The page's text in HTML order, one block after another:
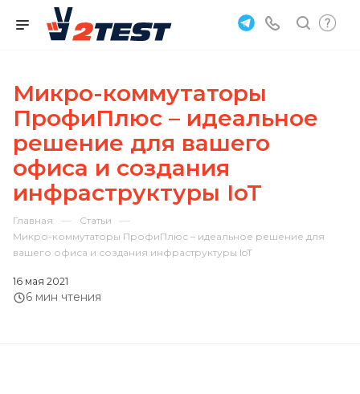
Микро-коммутаторы
ПрофиПлюс – идеальное
решение для вашего
офиса и создания
инфраструктуры IoT
Главная — Статьи —
Микро-коммутаторы ПрофиПлюс – идеальное решение для
вашего офиса и создания инфраструктуры IoT
16 мая 2021
6 мин чтения